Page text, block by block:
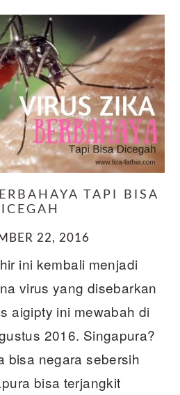
TAPI BISA
22, 2016
ini kembali menjadi
virus yang disebarkan
aigipty ini mewabah di
2016. Singapura?
bisa negara sebersih
bisa terjangkit